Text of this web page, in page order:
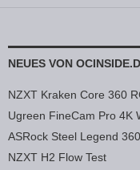
NEUES VON
NZXT Kraken Core 360
Ugreen FineCam Pro 4K
ASRock Steel Legend
NZXT H2 Flow Test